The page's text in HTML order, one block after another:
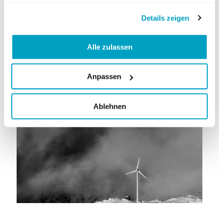
Details zeigen
Alle zulassen
Anpassen
Ablehnen